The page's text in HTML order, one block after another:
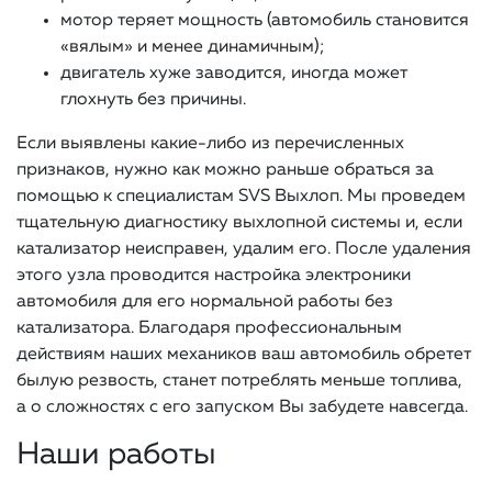
мотор теряет мощность (автомобиль становится
«вялым» и менее динамичным);
двигатель хуже заводится, иногда может
глохнуть без причины.
Если выявлены какие-либо из перечисленных
признаков, нужно как можно раньше обраться за
помощью к специалистам SVS Выхлоп. Мы проведем
тщательную диагностику выхлопной системы и, если
катализатор неисправен, удалим его. После удаления
этого узла проводится настройка электроники
автомобиля для его нормальной работы без
катализатора. Благодаря профессиональным
действиям наших механиков ваш автомобиль обретет
былую резвость, станет потреблять меньше топлива,
а о сложностях с его запуском Вы забудете навсегда.
Наши работы